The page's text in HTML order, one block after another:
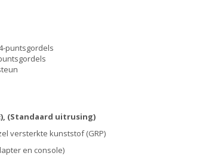
puntsgordels
(Standaard uitrusing)
versterkte kunststof (GRP)
en console)